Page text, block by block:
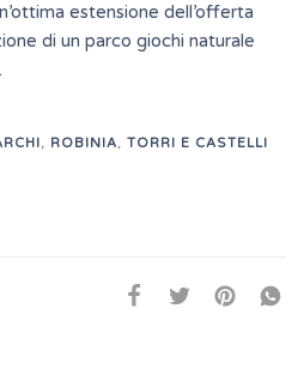
estensione dell’offerta
di un parco giochi naturale
, ROBINIA, TORRI E CASTELLI